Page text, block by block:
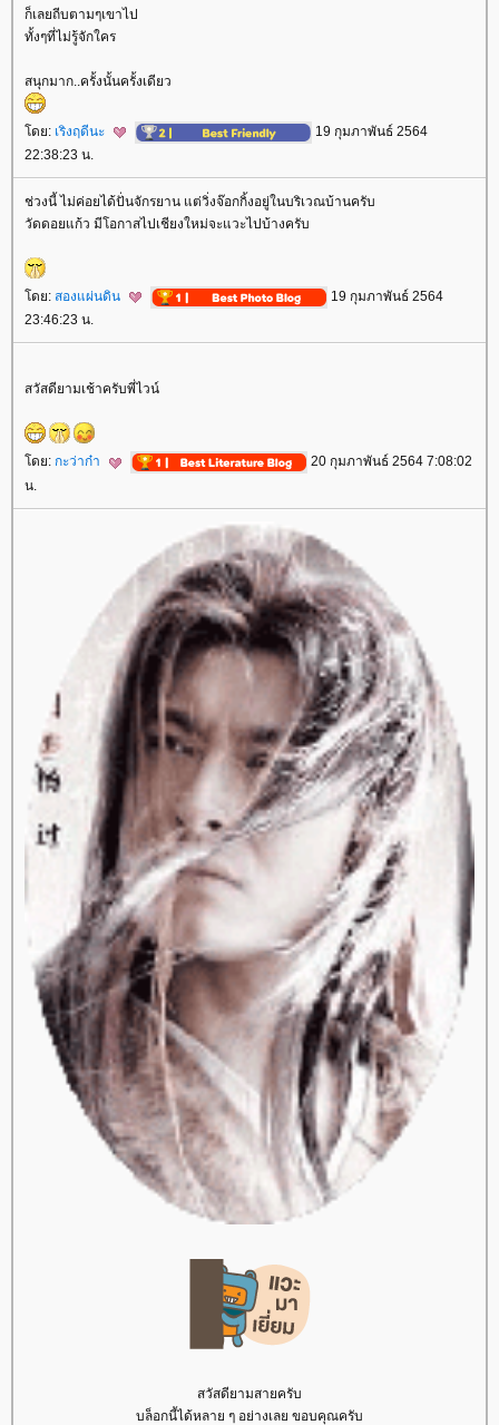
ก็เลยถีบตามๆเขาไป
ทั้งๆที่ไม่รู้จักใคร
สนุกมาก..ครั้งนั้นครั้งเดียว
ดย: เริงฤดีนะ
19 กุมภาพันธ์ 2564
22:38:23 น.
ช่วงนี้ ไม่ค่อยได้ปั่นจักรยาน แต่วิ่งจ๊อกกิ้งอยู่ในบริเวณบ้านครับ
วัดดอยแก้ว มีโอกาสไปเชียงใหม่จะแวะไปบ้างครับ
ดย: สองแผ่นดิน
19 กุมภาพันธ์ 2564
23:46:23 น.
สวัสดียามเช้าครับพี่ไวน์
ดย: กะว่าก๋า
20 กุมภาพันธ์ 2564 7:08:02
น.
สวัสดียามสายครับ
บล็อกนี้ได้หลาย ๆ อย่างเลย ขอบคุณครับ